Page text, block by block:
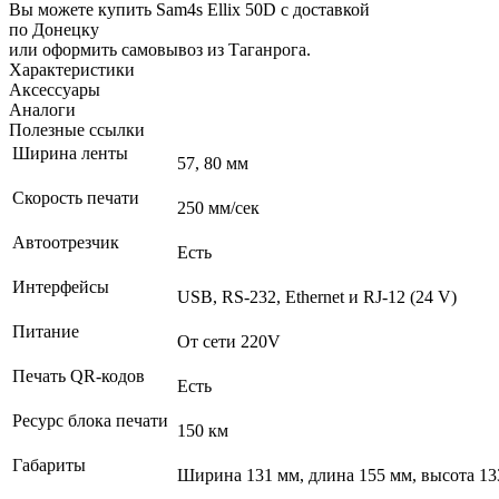
Вы можете купить Sam4s Ellix 50D с доставкой
по Донецку
или оформить самовывоз из Таганрога.
Характеристики
Аксессуары
Аналоги
Полезные ссылки
Ширина ленты
57, 80 мм
Скорость печати
250 мм/сек
Автоотрезчик
Есть
Интерфейсы
USB, RS-232, Ethernet и RJ-12 (24 V)
Питание
От сети 220V
Печать QR-кодов
Есть
Ресурс блока печати
150 км
Габариты
Ширина 131 мм, длина 155 мм, высота